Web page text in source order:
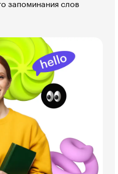
запоминания слов